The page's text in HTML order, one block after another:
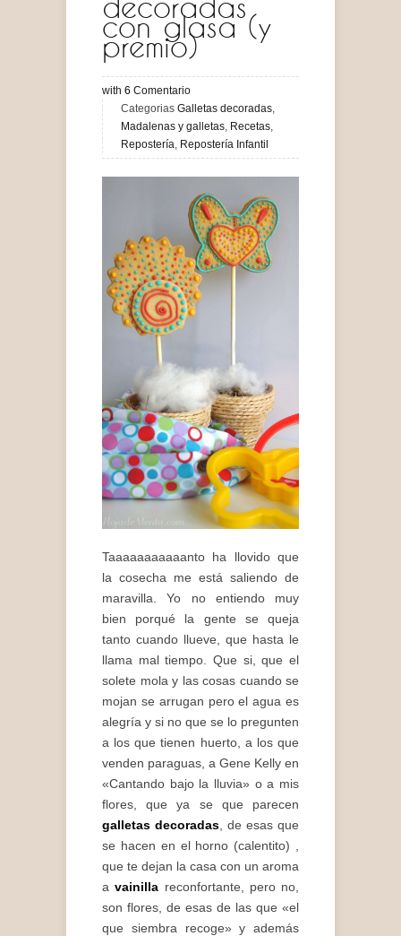
decoradas
con glasa (y
premio)
with 6 Comentario
Categorias Galletas decoradas,
Madalenas y galletas, Recetas,
Repostería, Repostería Infantil
Taaaaaaaaaaanto ha llovido que
la cosecha me está saliendo de
maravilla. Yo no entiendo muy
bien porqué la gente se queja
tanto cuando llueve, que hasta le
llama mal tiempo. Que si, que el
solete mola y las cosas cuando se
mojan se arrugan pero el agua es
alegría y si no que se lo pregunten
a los que tienen huerto, a los que
venden paraguas, a Gene Kelly en
«Cantando bajo la lluvia» o a mis
flores, que ya se que parecen
galletas decoradas , de esas que
se hacen en el horno (calentito) ,
que te dejan la casa con un aroma
avainilla reconfortante, pero no,
son flores, de esas de las que «el
que siembra recoge» y además